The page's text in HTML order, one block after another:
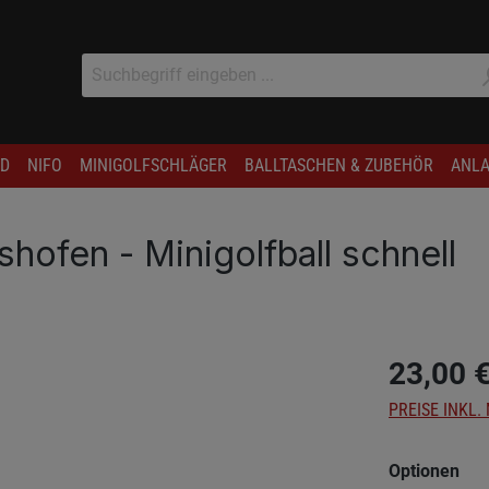
NIFO MINIGOLFSCHLÄGER BALLTASCHEN & ZUBEHÖR
- Minigolfball schnell
23,00 €
PREISE INKL.
Optionen